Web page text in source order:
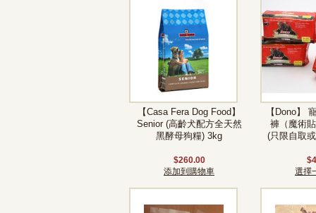
【Casa Fera Dog Food】
Senior (高齡犬配方全天然
黑酵母狗糧) 3kg
$260.00
添加到購物車
【Dono】
褲（魔術
(只限自取
選擇